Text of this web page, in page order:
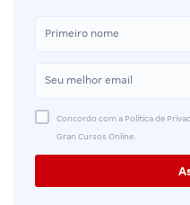
Concordo com a Política de
Gran Cursos Online.